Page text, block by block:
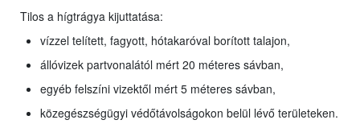
Tilos a hígtrágya kijuttatása:
vízzel telített, fagyott, hótakaróval borított talajon,
állóvizek partvonalától mért 20 méteres sávban,
egyéb felszíni vizektől mért 5 méteres sávban,
közegészségügyi védőtávolságokon belül lévő területeken.